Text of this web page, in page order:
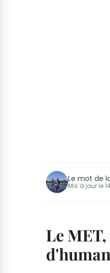
Le mot de
Mis à jour le
Le